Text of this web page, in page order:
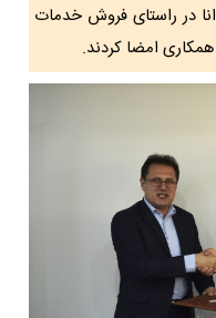
در راستای فروش خدمات
همکاری امضا کردند.